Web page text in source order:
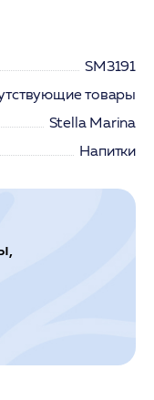
SM3191
товары
Stella Marina
Напитки